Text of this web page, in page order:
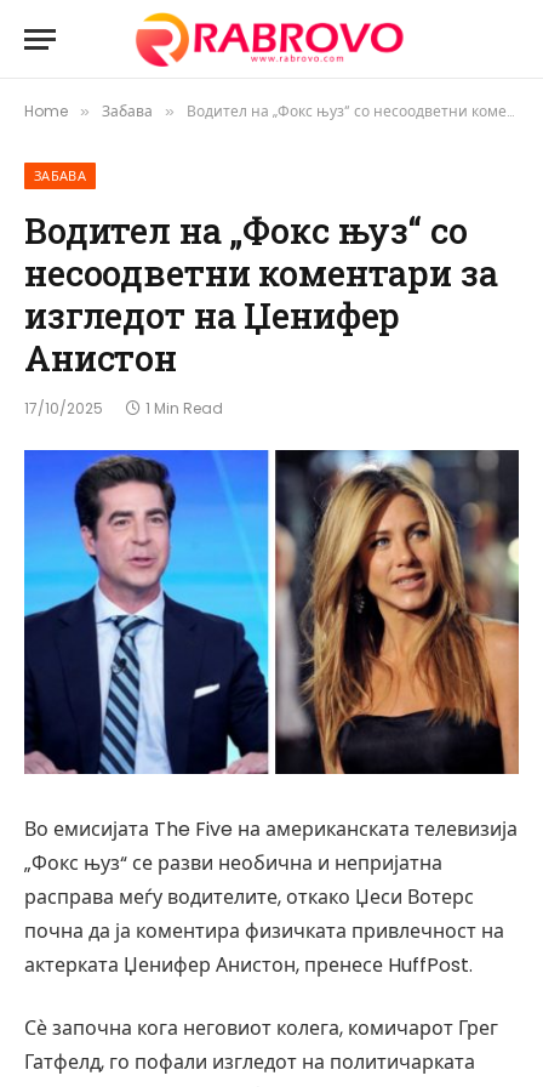
Home » Забава » Водител на „Фокс њуз“ со несоодветни коментари за изгледот на Џенифер Анистон
ЗАБАВА
Водител на „Фокс њуз“ со
несоодветни коментари за
изгледот на Џенифер
Анистон
17/10/2025 1 Min Read
Во емисијата The Five на американската телевизија
„Фокс њуз“ се разви необична и непријатна
расправа меѓу водителите, откако Џеси Вотерс
почна да ја коментира физичката привлечност на
актерката Џенифер Анистон, пренесе HuffPost.
Сѐ започна кога неговиот колега, комичарот Грег
Гатфелд, го пофали изгледот на политичарката